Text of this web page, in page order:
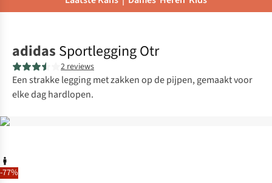
-77%
adidas Sportlegging Otr
2 reviews
Een strakke legging met zakken op de pijpen, gemaakt voor
elke dag hardlopen.